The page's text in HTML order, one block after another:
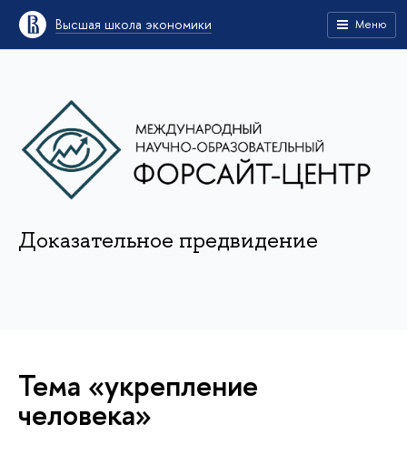
Высшая школа экономики Меню
Доказательное предвидение
Тема «укрепление
человека»